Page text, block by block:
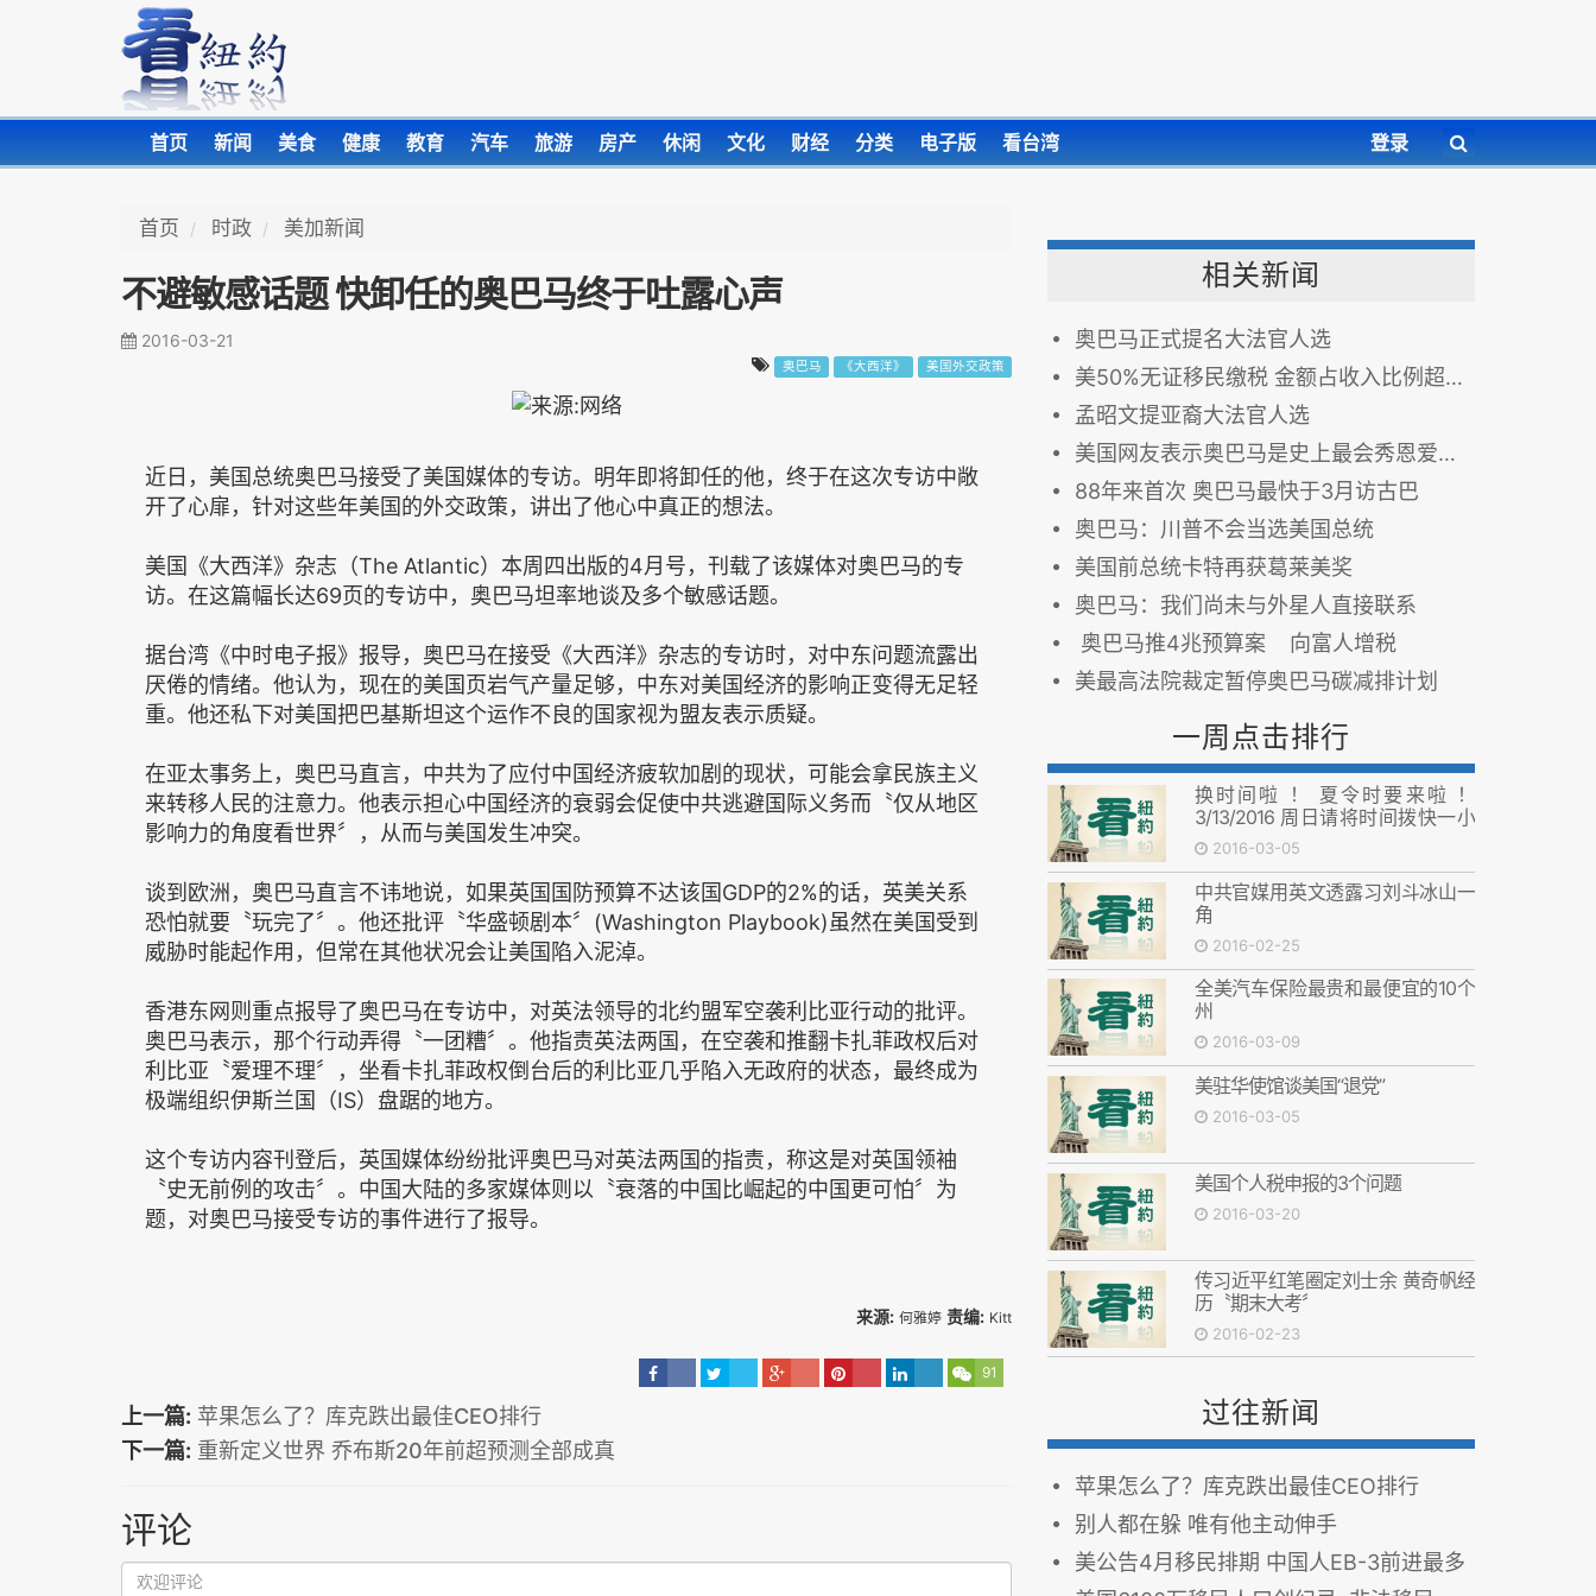
首页 新闻 美食 健康 教育 汽车 旅游 房产 休闲 文化 财经 分类 电子版 看台湾 登录
首页 时政 美加新闻
不避敏感话题 快卸任的奥巴马终于吐露心声
2016-03-21
奥巴马 《大西洋》 美国外交政策
近日，美国总统奥巴马接受了美国媒体的专访。明年即将卸任的他，终于在这次专访中敞
开了心扉，针对这些年美国的外交政策，讲出了他心中真正的想法。
美国《大西洋》杂志（The Atlantic）本周四出版的4月号，刊载了该媒体对奥巴马的专
访。在这篇幅长达69页的专访中，奥巴马坦率地谈及多个敏感话题。
据台湾《中时电子报》报导，奥巴马在接受《大西洋》杂志的专访时，对中东问题流露出
厌倦的情绪。他认为，现在的美国页岩气产量足够，中东对美国经济的影响正变得无足轻
重。他还私下对美国把巴基斯坦这个运作不良的国家视为盟友表示质疑。
在亚太事务上，奥巴马直言，中共为了应付中国经济疲软加剧的现状，可能会拿民族主义
来转移人民的注意力。他表示担心中国经济的衰弱会促使中共逃避国际义务而〝仅从地区
影响力的角度看世界〞，从而与美国发生冲突。
谈到欧洲，奥巴马直言不讳地说，如果英国国防预算不达该国GDP的2%的话，英美关系
恐怕就要〝玩完了〞。他还批评〝华盛顿剧本〞(Washington Playbook)虽然在美国受到
威胁时能起作用，但常在其他状况会让美国陷入泥淖。
香港东网则重点报导了奥巴马在专访中，对英法领导的北约盟军空袭利比亚行动的批评。
奥巴马表示，那个行动弄得〝一团糟〞。他指责英法两国，在空袭和推翻卡扎菲政权后对
利比亚〝爱理不理〞，坐看卡扎菲政权倒台后的利比亚几乎陷入无政府的状态，最终成为
极端组织伊斯兰国（IS）盘踞的地方。
这个专访内容刊登后，英国媒体纷纷批评奥巴马对英法两国的指责，称这是对英国领袖
〝史无前例的攻击〞。中国大陆的多家媒体则以〝衰落的中国比崛起的中国更可怕〞为
题，对奥巴马接受专访的事件进行了报导。
来源: 何雅婷 责编: Kitt
91
上一篇: 苹果怎么了？库克跌出最佳CEO排行
下一篇: 重新定义世界 乔布斯20年前超预测全部成真
评论
相关新闻
奥巴马正式提名大法官人选
美50%无证移民缴税 金额占收入比例超富人
孟昭文提亚裔大法官人选
美国网友表示奥巴马是史上最会秀恩爱的总统 不晓得你们服不服..
88年来首次 奥巴马最快于3月访古巴
奥巴马：川普不会当选美国总统
美国前总统卡特再获葛莱美奖
奥巴马：我们尚未与外星人直接联系
奥巴马推4兆预算案 向富人增税
美最高法院裁定暂停奥巴马碳减排计划
一周点击排行
换时间啦 ！ 夏令时要来啦 ！
3/13/2016 周日请将时间拨快一小
时！
2016-03-05
中共官媒用英文透露习刘斗冰山一
角
2016-02-25
全美汽车保险最贵和最便宜的10个
州
2016-03-09
美驻华使馆谈美国“退党”
2016-03-05
美国个人税申报的3个问题
2016-03-20
传习近平红笔圈定刘士余 黄奇帆经
历〝期末大考〞
2016-02-23
过往新闻
苹果怎么了？库克跌出最佳CEO排行
别人都在躲 唯有他主动伸手
美公告4月移民排期 中国人EB-3前进最多